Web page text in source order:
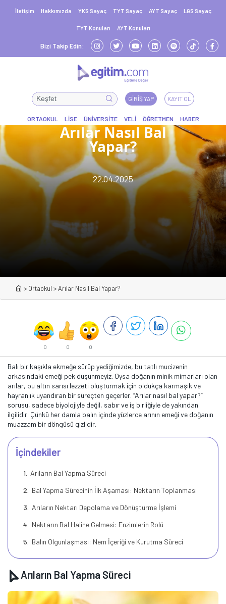
İletişim Hakkımızda YKS Sayaç TYT Sayaç AYT Sayaç LGS Sayaç
TYT Konuları AYT Konuları
Bizi Takip Edin:
GIRIŞ YAP KAYIT OL
Arılar Nasıl Bal
Yapar?
22.04.2025
> Ortaokul >Arılar Nasıl Bal Yapar?
0 0 0
Balı bir kaşıkla ekmeğe sürüp yediğimizde, bu tatlı mucizenin
arkasındaki emeği pek düşünmeyiz. Oysa doğanın minik mimarları olan
arılar, bu altın sarısı lezzeti oluşturmak için oldukça karmaşık ve
hayranlık uyandıran bir süreçten geçerler. “Arılar nasıl bal yapar?”
sorusu, sadece biyolojiyle değil, sabır ve iş birliğiyle de yakından
ilgilidir. Çünkü her damla balın içinde yüzlerce arının emeği ve doğanın
muazzam bir döngüsü gizlidir.
İçindekiler
Arıların Bal Yapma Süreci
Bal Yapma Sürecinin İlk Aşaması: Nektarın Toplanması
Arıların Nektarı Depolama ve Dönüştürme İşlemi
Nektarın Bal Haline Gelmesi: Enzimlerin Rolü
Balın Olgunlaşması: Nem İçeriği ve Kurutma Süreci
Arıların Bal Yapma Süreci